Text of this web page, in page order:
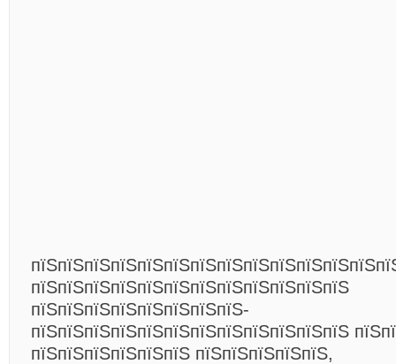
пїЅпїЅпїЅпїЅпїЅпїЅпїЅпїЅпїЅпїЅпїЅпїЅ
пїЅпїЅпїЅпїЅпїЅпїЅпїЅпїЅ-
пїЅпїЅпїЅпїЅпїЅпїЅпїЅпїЅпїЅпїЅпїЅпїЅ
пїЅпїЅпїЅпїЅпїЅпїЅ пїЅпїЅпїЅпїЅпїЅ,